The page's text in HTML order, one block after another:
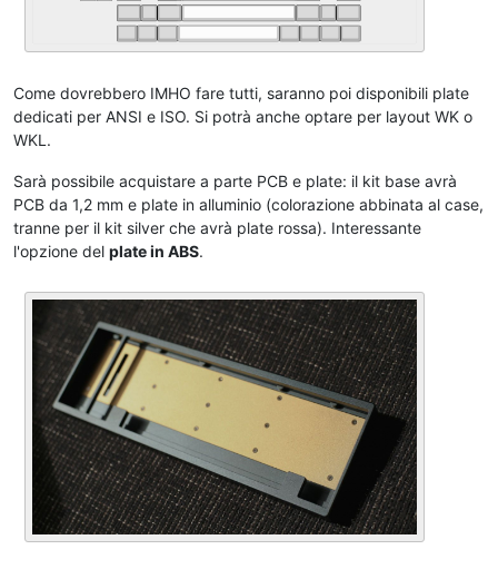
Come dovrebbero IMHO fare tutti, saranno poi disponibili plate
dedicati per ANSI e ISO. Si potrà anche optare per layout WK o
WKL.
Sarà possibile acquistare a parte PCB e plate: il kit base avrà
PCB da 1,2 mm e plate in alluminio (colorazione abbinata al case,
tranne per il kit silver che avrà plate rossa). Interessante
l'opzione del plate in ABS.